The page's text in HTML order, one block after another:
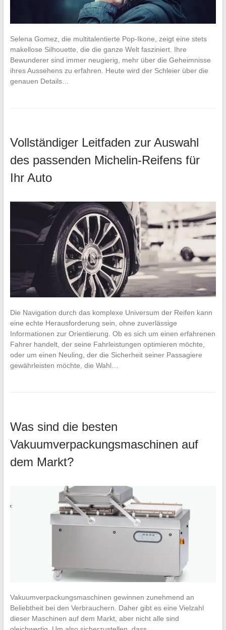
Selena Gomez, die multitalentierte Pop-Ikone, zeigt eine stets
makellose Silhouette, die die ganze Welt fasziniert. Ihre
Bewunderer sind immer neugierig, mehr über die Geheimnisse
ihres Aussehens zu erfahren. Heute wird der Schleier über die
genauen Details…
Vollständiger Leitfaden zur Auswahl
des passenden Michelin-Reifens für
Ihr Auto
Die Navigation durch das komplexe Universum der Reifen kann
eine echte Herausforderung sein, ohne zuverlässige
Informationen zur Orientierung. Ob es sich um einen erfahrenen
Fahrer handelt, der seine Fahrleistungen optimieren möchte,
oder um einen Neuling, der die Sicherheit seiner Passagiere
gewährleisten möchte, die Wahl…
Was sind die besten
Vakuumverpackungsmaschinen auf
dem Markt?
Vakuumverpackungsmaschinen gewinnen zunehmend an
Beliebtheit bei den Verbrauchern. Daher gibt es eine Vielzahl
dieser Maschinen auf dem Markt, aber nicht alle sind